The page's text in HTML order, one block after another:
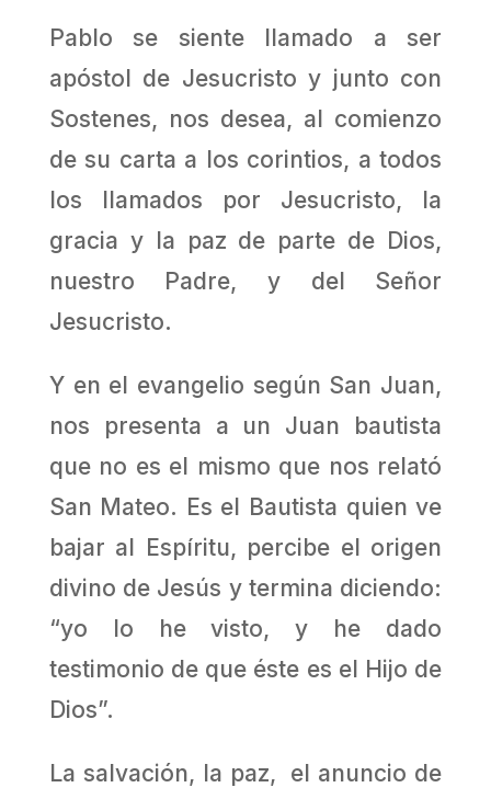
Pablo se siente llamado a ser
apóstol de Jesucristo y junto con
Sostenes, nos desea, al comienzo
de su carta a los corintios, a todos
los llamados por Jesucristo, la
gracia y la paz de parte de Dios,
nuestro Padre, y del Señor
Jesucristo.
Y en el evangelio según San Juan,
nos presenta a un Juan bautista
que no es el mismo que nos relató
San Mateo. Es el Bautista quien ve
bajar al Espíritu, percibe el origen
divino de Jesús y termina diciendo:
“yo lo he visto, y he dado
testimonio de que éste es el Hijo de
Dios”.
La salvación, la paz, el anuncio de